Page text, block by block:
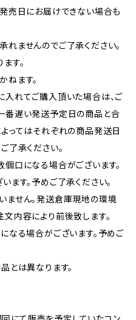
売日にお届けできない場合も
ませんのでご了承ください。
す。
ます。
れてご購入頂いた場合は、ご
番遅い発送予定日の商品と合
ってはそれぞれの商品発送日
了承ください。
口になる場合がございます。
ます。予めご了承ください。
せん。発送倉庫現地の環境
内容により前後致します。
なる場合がございます。予めご
とは異なります。